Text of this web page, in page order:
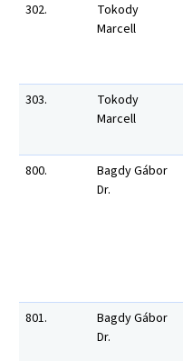
302.
Tokody
Marcell
303.
Tokody
Marcell
800.
Bagdy Gábor
Dr.
801.
Bagdy Gábor
Dr.